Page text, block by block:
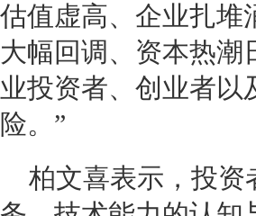
估值虚高、企业扎堆
大幅回调、资本热潮
业投资者、创业者以
险。”
柏文喜表示，投资